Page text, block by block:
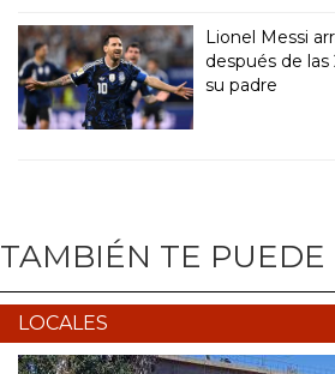
Lionel Messi
después de las
su padre
TAMBIÉN TE PUEDE
LOCALES